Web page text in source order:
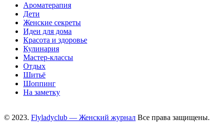
Ароматерапия
Дети
Женские секреты
Идеи для дома
Красота и здоровье
Кулинария
Мастер-классы
Отдых
Шитьё
Шоппинг
На заметку
© 2023. Flyladyclub — Женский журнал Все права защищены.